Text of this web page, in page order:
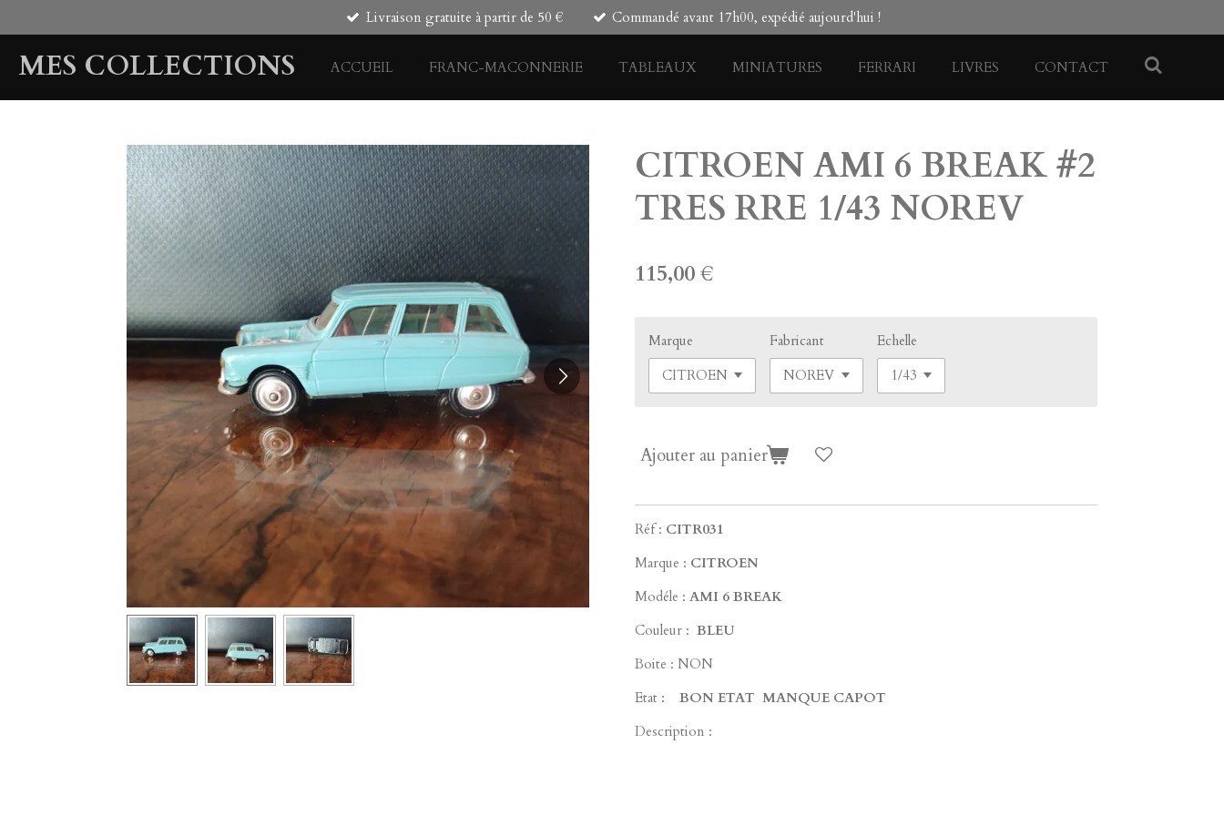
au
contenu
principal
Livraison gratuite à partir de 50 € Commandé avant 17h00, expédié aujourd'hui !
MES COLLECTIONS ACCUEIL FRANC-MACONNERIE TABLEAUX MINIATURES FERRARI LIVRES CONTACT
CITROEN AMI 6 BREAK #2
TRES RRE 1/43 NOREV
115,00 €
Marque Fabricant Echelle
Ajouter au panier
Réf : CITR031
Marque : CITROEN
Modéle : AMI 6 BREAK
Couleur : BLEU
Boite : NON
Etat :
BON ETAT MANQUE CAPOT
Description :